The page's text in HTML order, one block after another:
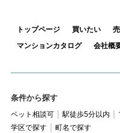
トップページ 買いたい
マンションカタログ
会社概
条件から探す
ペット相談可 駅徒歩5分以内
学区で探す
町名で探す